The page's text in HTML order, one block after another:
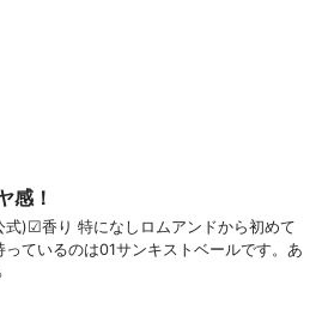
感！
)☑︎香り 特になしロムアンドから初めて
ているのは01サンキストベールです。あ